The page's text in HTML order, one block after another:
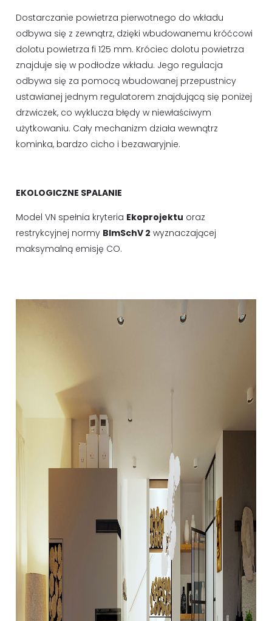
Dostarczanie powietrza pierwotnego do wkładu
odbywa się z zewnątrz, dzięki wbudowanemu króćcowi
dolotu powietrza fi 125 mm. Króciec dolotu powietrza
znajduje się w podłodze wkładu. Jego regulacja
odbywa się za pomocą wbudowanej przepustnicy
ustawianej jednym regulatorem znajdującą się poniżej
drzwiczek, co wyklucza błędy w niewłaściwym
użytkowaniu. Cały mechanizm działa wewnątrz
kominka, bardzo cicho i bezawaryjnie.
EKOLOGICZNE SPALANIE
Model VN spełnia kryteria Ekoprojektu oraz
restrykcyjnej normy BImSchV 2 wyznaczającej
maksymalną emisję CO.